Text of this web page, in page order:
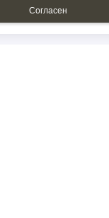
Согласен